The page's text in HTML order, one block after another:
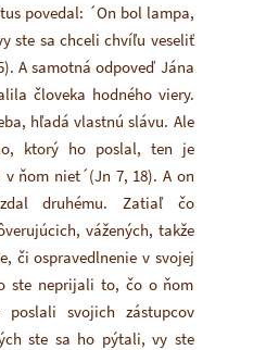
povedal: ´On bol lampa,
ste sa chceli chvíľu veseliť
A samotná odpoveď Jána
človeka hodného viery.
hľadá vlastnú slávu. Ale
ktorý ho poslal, ten je
ňom niet´(Jn 7, 18). A on
druhému. Zatiaľ čo
vážených, takže
či ospravedlnenie v svojej
ste neprijali to, čo o ňom
svojich zástupcov
ste sa ho pýtali, vy ste